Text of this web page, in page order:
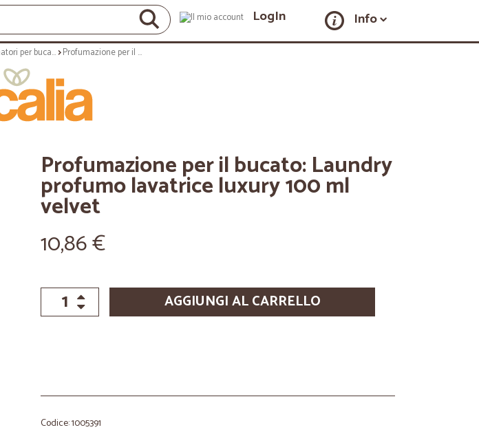
LogIn Info
Profumatori per bucato Profumazione per il bucato: Laundry profumo lavatrice luxury 100 ml velvet
Profumazione per il bucato: Laundry
profumo lavatrice luxury 100 ml
velvet
10,86 €
AGGIUNGI AL CARRELLO
Codice: 1005391